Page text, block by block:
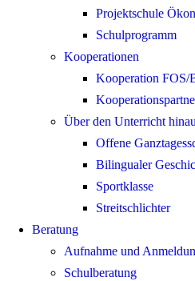
Projektschule
Schulprogramm
Kooperationen
Kooperation FOS/
Über den Unterricht
Offene
Bilingualer
Sportklasse
Streitschlichter
Beratung
Aufnahme und
Schulberatung